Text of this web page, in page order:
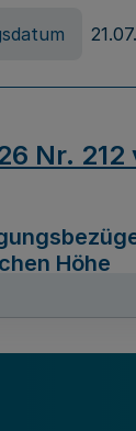
Nr. 212
Höhe